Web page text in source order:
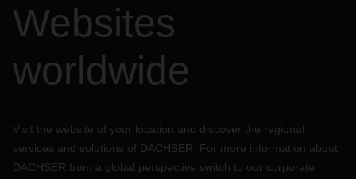
Websites
worldwide
Visit the website of your location and discover the regional
services and solutions of DACHSER. For more information about
DACHSER from a global perspective switch to our corporate